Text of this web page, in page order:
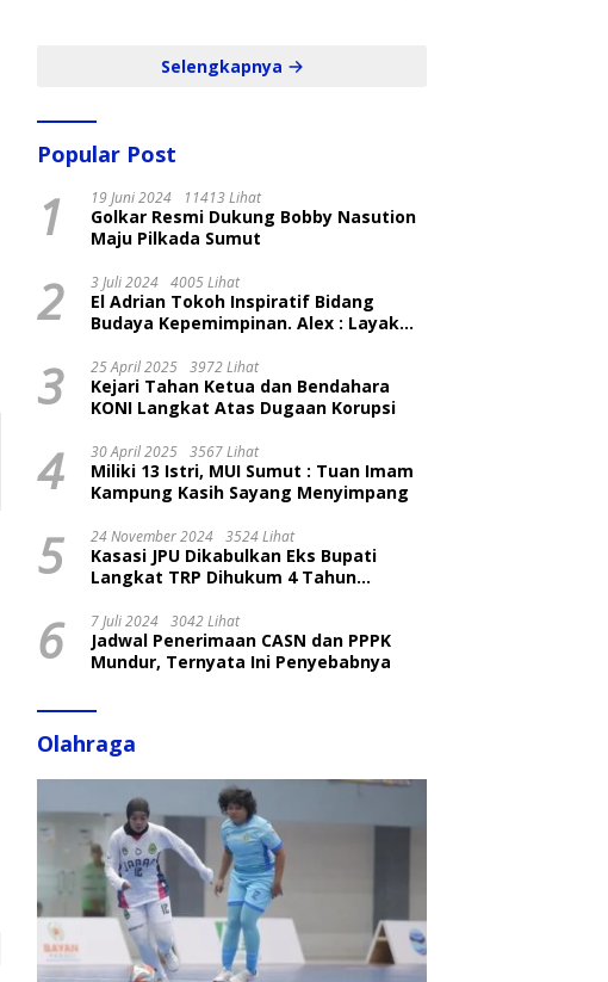
Selengkapnya
Popular Post
1 19 Juni 2024 11413 Lihat
Golkar Resmi Dukung Bobby Nasution
Maju Pilkada Sumut
2 3 Juli 2024 4005 Lihat
El Adrian Tokoh Inspiratif Bidang
Budaya Kepemimpinan. Alex : Layak
3 25 April 2025 3972 Lihat
Kejari Tahan Ketua dan Bendahara
KONI Langkat Atas Dugaan Korupsi
4 30 April 2025 3567 Lihat
Miliki 13 Istri, MUI Sumut : Tuan Imam
Kampung Kasih Sayang Menyimpang
5 24 November 2024 3524 Lihat
Kasasi JPU Dikabulkan Eks Bupati
Langkat TRP Dihukum 4 Tahun
6 7 Juli 2024 3042 Lihat
Jadwal Penerimaan CASN dan PPPK
Mundur, Ternyata Ini Penyebabnya
Olahraga